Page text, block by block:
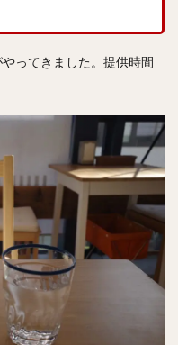
ってきました。提供時間